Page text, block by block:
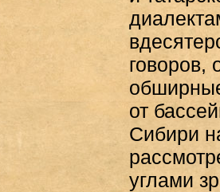
от
Сибири
углами